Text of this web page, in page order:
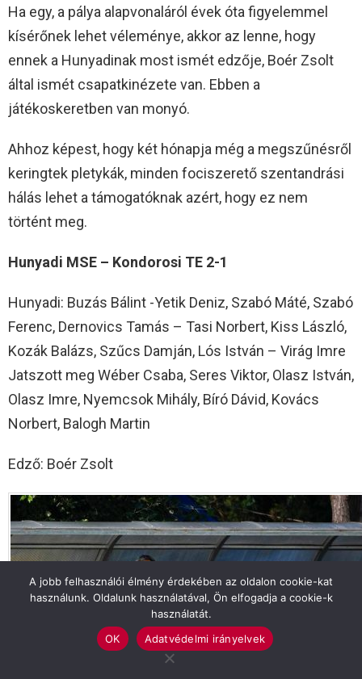
Ha egy, a pálya alapvonaláról évek óta figyelemmel
kísérőnek lehet véleménye, akkor az lenne, hogy
ennek a Hunyadinak most ismét edzője, Boér Zsolt
által ismét csapatkinézete van. Ebben a
játékoskeretben van monyó.
Ahhoz képest, hogy két hónapja még a megszűnésről
keringtek pletykák, minden fociszerető szentandrási
hálás lehet a támogatóknak azért, hogy ez nem
történt meg.
Hunyadi MSE – Kondorosi TE 2-1
Hunyadi: Buzás Bálint -Yetik Deniz, Szabó Máté, Szabó
Ferenc, Dernovics Tamás – Tasi Norbert, Kiss László,
Kozák Balázs, Szűcs Damján, Lós István – Virág Imre
Jatszott meg Wéber Csaba, Seres Viktor, Olasz István,
Olasz Imre, Nyemcsok Mihály, Bíró Dávid, Kovács
Norbert, Balogh Martin
Edző: Boér Zsolt
A jobb felhasználói élmény érdekében az oldalon cookie-kat
használunk. Oldalunk használatával, Ön elfogadja a cookie-k
használatát.
OK
Adatvédelmi irányelvek